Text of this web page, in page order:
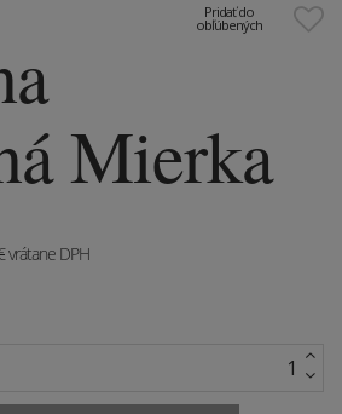
Pridať do
obľúbených
Mierka
vrátane DPH